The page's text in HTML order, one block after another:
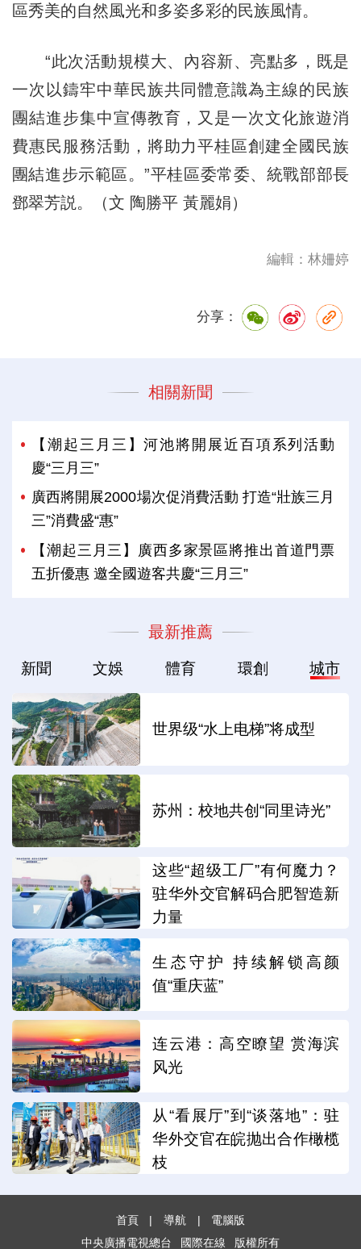
區秀美的自然風光和多姿多彩的民族風情。
“此次活動規模大、內容新、亮點多，既是
一次以鑄牢中華民族共同體意識為主線的民族
團結進步集中宣傳教育，又是一次文化旅遊消
費惠民服務活動，將助力平桂區創建全國民族
團結進步示範區。”平桂區委常委、統戰部部長
鄧翠芳説。（文 陶勝平 黃麗娟）
編輯：林姍婷
分享：
相關新聞
【潮起三月三】河池將開展近百項系列活動
慶“三月三”
廣西將開展2000場次促消費活動 打造“壯族三月
三”消費盛“惠”
【潮起三月三】廣西多家景區將推出首道門票
五折優惠 邀全國遊客共慶“三月三”
最新推薦
新聞 文娛 體育 環創 城市
世界级“水上电梯”将成型
苏州：校地共创“同里诗光”
这些“超级工厂”有何魔力？
驻华外交官解码合肥智造新
力量
生态守护 持续解锁高颜
值“重庆蓝”
连云港：高空瞭望 赏海滨
风光
从“看展厅”到“谈落地”：驻
华外交官在皖抛出合作橄榄
枝
首頁 | 導航 |
電腦版
中央廣播電視總台
國際在線 版權所有